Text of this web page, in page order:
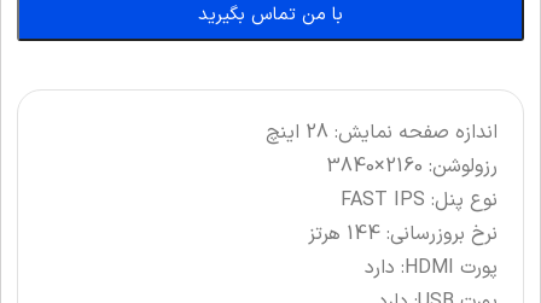
با من تماس بگیرید
اندازه صفحه نمایش: 28 اینچ
رزولوشن: 2160×3840
نوع پنل: FAST IPS
نرخ بروزرسانی: 144 هرتز
پورت HDMI: دارد